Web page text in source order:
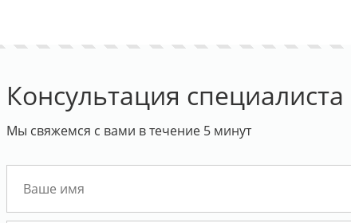
Консультация специалиста
Мы свяжемся с вами в течение 5 минут